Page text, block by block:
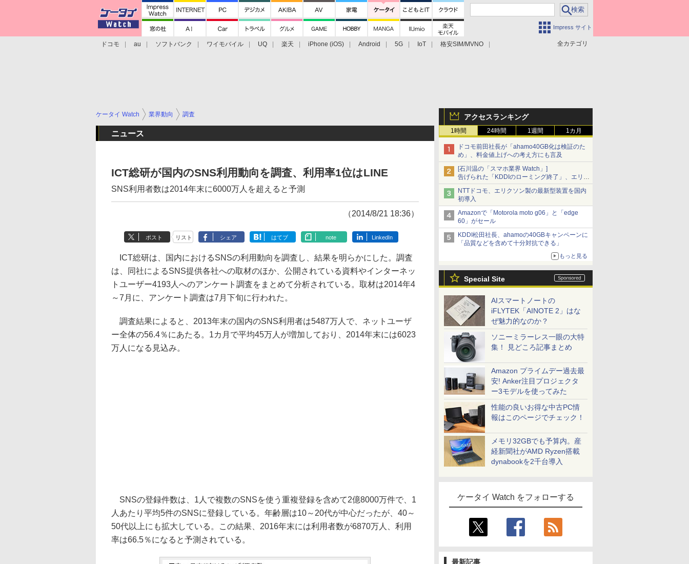
Impress サイト
全カテゴリ
ドコモ au ソフトバンク ワイモバイル UQ 楽天 iPhone (iOS) Android 5G IoT
格安SIM/MVNO
アクセスランキング
1時間 24時間 1週間 1カ月
ドコモ前田社長が「ahamo40GB化は検証のた
め」、料金値上げへの考え方にも言及
[石川温の「スマホ業界 Watch」]
告げられた「KDDIのローミング終了」、エリア
マップの落とし穴と楽天モバイルの課題
NTTドコモ、エリクソン製の最新型装置を国内
初導入
Amazonで「Motorola moto g06」と「edge
60」がセール
KDDI松田社長、ahamoの40GBキャンペーンに
「品質などを含めて十分対抗できる」
もっと見る
Special Site
AIスマートノートの
iFLYTEK「AINOTE 2」はな
ぜ魅力的なのか？
ソニーミラーレス一眼の大特
集！ 見どころ記事まとめ
Amazon プライムデー過去最
安! Anker注目プロジェクタ
ー3モデルを使ってみた
性能の良いお得な中古PC情
報はこのページでチェック！
メモリ32GBでも予算内。産
経新聞社がAMD Ryzen搭載
dynabookを2千台導入
ケータイ Watch をフォローする
最新記事
ケータイ Watch 業界動向 調査
ニュース
ICT総研が国内のSNS利用動向を調査、利用率1位はLINE
SNS利用者数は2014年末に6000万人を超えると予測
（2014/8/21 18:36）
ポスト リスト シェア はてブ note LinkedIn
ICT総研は、国内におけるSNSの利用動向を調査し、結果を明らかにした。調査
は、同社によるSNS提供各社への取材のほか、公開されている資料やインターネッ
トユーザー4193人へのアンケート調査をまとめて分析されている。取材は2014年4
～7月に、アンケート調査は7月下旬に行われた。
調査結果によると、2013年末の国内のSNS利用者は5487万人で、ネットユーザ
ー全体の56.4％にあたる。1カ月で平均45万人が増加しており、2014年末には6023
万人になる見込み。
SNSの登録件数は、1人で複数のSNSを使う重複登録を含めて2億8000万件で、1
人あたり平均5件のSNSに登録している。年齢層は10～20代が中心だったが、40～
50代以上にも拡大している。この結果、2016年末には利用者数が6870万人、利用
率は66.5％になると予測されている。